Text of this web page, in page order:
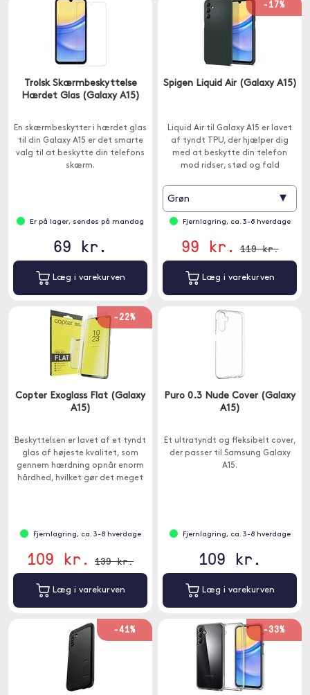
Trolsk Skærmbeskyttelse
Hærdet Glas (Galaxy A15)
En skærmbeskytter i hærdet glas
til din Galaxy A15 er det smarte
valg til at beskytte din telefons
skærm.
Er på lager, sendes på mandag
69 kr.
Læg i varekurven
-17%
Spigen Liquid Air (Galaxy A15)
Liquid Air til Galaxy A15 er lavet
af tyndt TPU, der hjælper dig
med at beskytte din telefon
mod ridser, stød og fald
Grøn ▾
Fjernlagring, ca. 3-8 hverdage
99 kr. 119 kr.
Læg i varekurven
-22%
Copter Exoglass Flat (Galaxy
A15)
Beskyttelsen er lavet af et tyndt
glas af højeste kvalitet, som
gennem hærdning opnår enorm
hårdhed, hvilket gør det meget
Fjernlagring, ca. 3-8 hverdage
109 kr. 139 kr.
Læg i varekurven
Puro 0.3 Nude Cover (Galaxy
A15)
Et ultratyndt og fleksibelt cover,
der passer til Samsung Galaxy
A15.
Fjernlagring, ca. 3-8 hverdage
109 kr.
Læg i varekurven
-41% -33%